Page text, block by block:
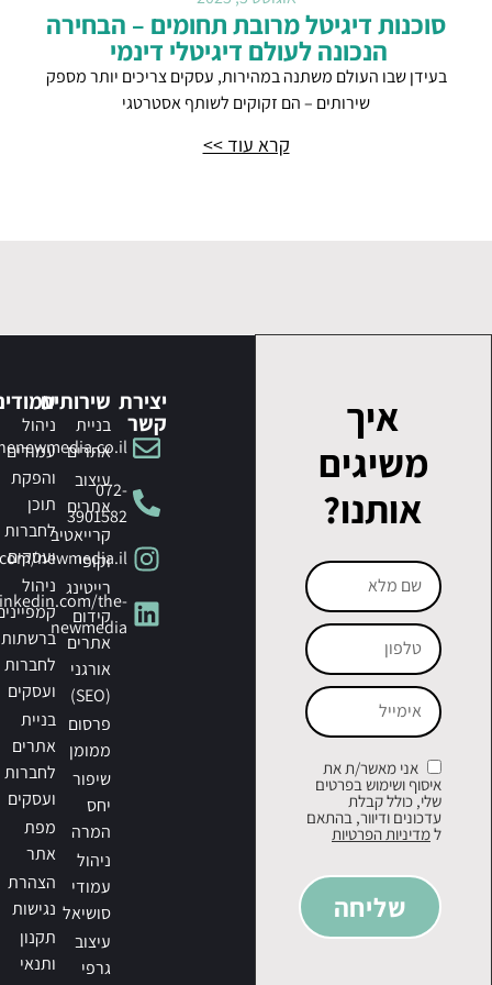
סוכנות דיגיטל מרובת תחומים – הבחירה
הנכונה לעולם דיגיטלי דינמי
בעידן שבו העולם משתנה במהירות, עסקים צריכים יותר מספק
שירותים – הם זקוקים לשותף אסטרטגי
קרא עוד >>
איך
משיגים
אותנו?
אני מאשר/ת את
איסוף ושימוש בפרטים
שלי, כולל קבלת
עדכונים ודיוור, בהתאם
למדיניות הפרטיות
שליחה
יצירת
קשר
072-
3901582
newmedia.il
the-
newmedia
שירותים
בניית
אתרים
עיצוב
אתרים
קרייאטיב
וקופי
רייטינג
קידום
אתרים
אורגני
(SEO)
פרסום
ממומן
שיפור
יחס
המרה
ניהול
עמודי
סושיאל
עיצוב
גרפי
ניהול
עמודים
והפקת
תוכן
לחברות
ועסקים
ניהול
ברשתות
לחברות
ועסקים
בניית
אתרים
לחברות
ועסקים
מפת
אתר
הצהרת
נגישות
תקנון
ותנאי